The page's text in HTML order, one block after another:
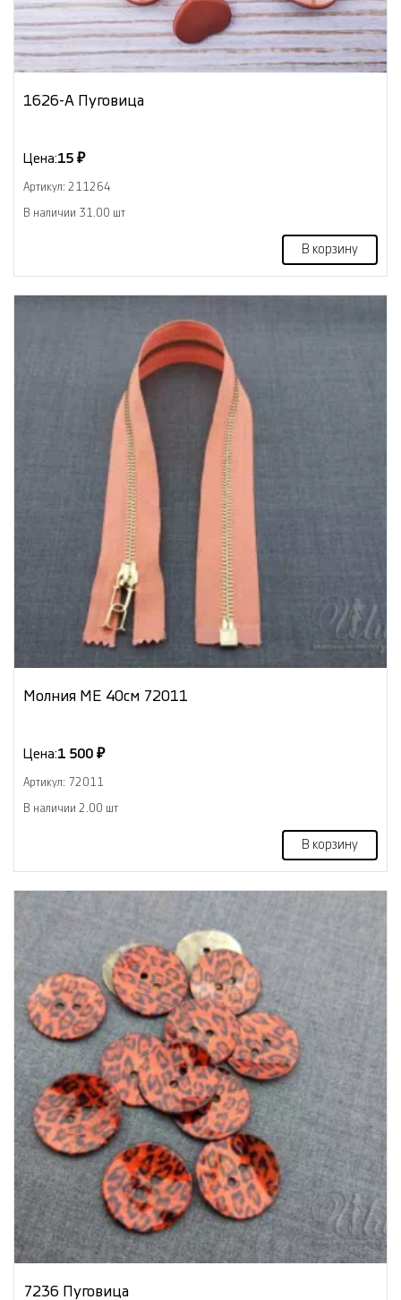
1626-А Пуговица
Цена:15 ₽
Артикул: 211264
В наличии 31.00 шт
В корзину
Молния МЕ 40см 72011
Цена:1 500 ₽
Артикул: 72011
В наличии 2.00 шт
В корзину
7236 Пуговица